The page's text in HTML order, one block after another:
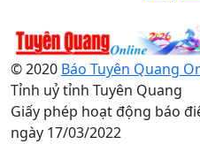
© 2020 Báo Tuyên Quang
Tỉnh uỷ tỉnh Tuyên Quang
Giấy phép hoạt động báo
ngày 17/03/2022